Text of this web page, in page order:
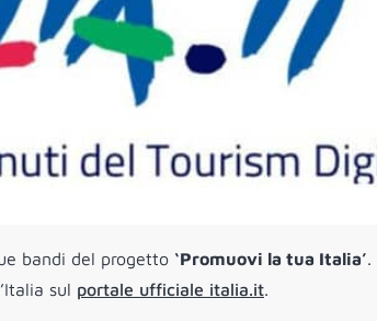
bandi del progetto ‘Promuovi la tua Italia’.
sul portale ufficiale italia.it.